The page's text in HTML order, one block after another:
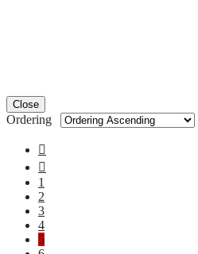
Close
Ordering
1
2
3
4
5